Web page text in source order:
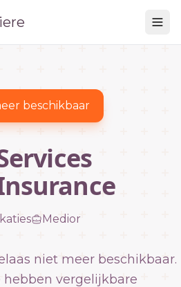
beschikbaar
Medior
niet meer beschikbaar.
vergelijkbare